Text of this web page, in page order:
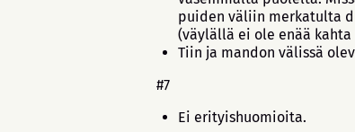
puiden väliin merkatulta
(väylällä ei ole enää kahta
Tiin ja mandon välissä
#7
Ei erityishuomioita.